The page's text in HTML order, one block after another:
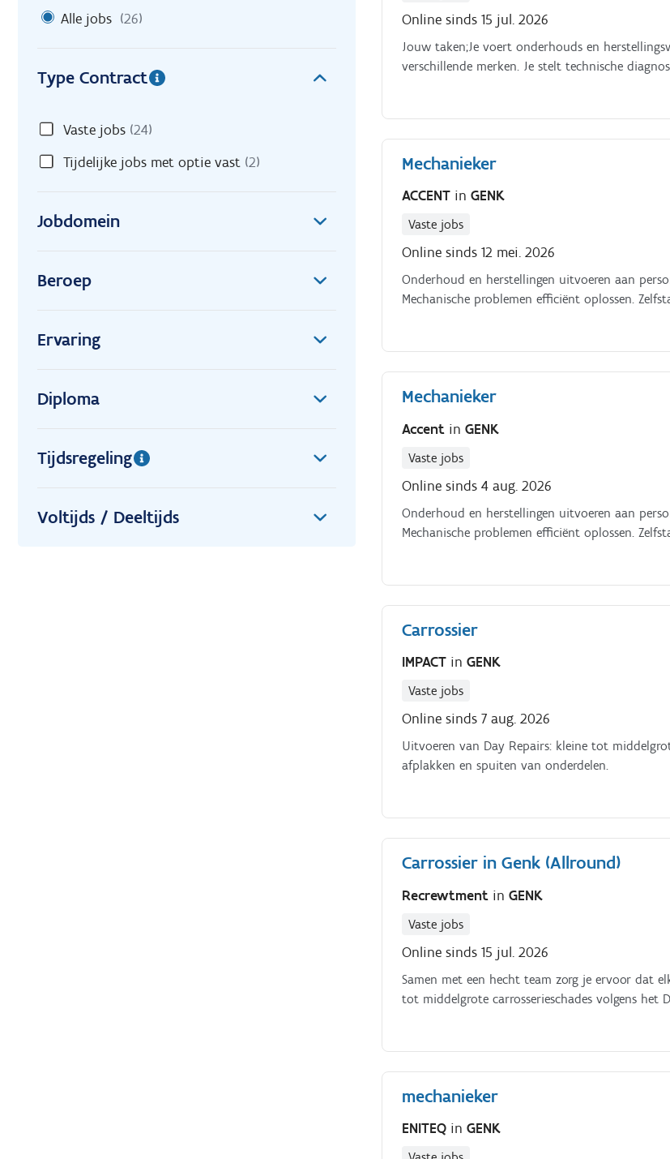
Alle jobs (26)
Type Contract
Vaste jobs (24)
Tijdelijke jobs met optie vast (2)
Jobdomein
Beroep
Ervaring
Diploma
Tijdsregeling
Voltijds / Deeltijds
Online sinds 15 jul. 2026
Jouw taken;Je voert onderhouds en
verschillende merken. Je stelt technische
Mechanieker
ACCENT inGENK
Vaste jobs
Online sinds 12 mei. 2026
Onderhoud en herstellingen uitvoeren aan
Mechanische problemen efficiënt oplossen.
Mechanieker
Accent inGENK
Vaste jobs
Online sinds 4 aug. 2026
Onderhoud en herstellingen uitvoeren aan
Mechanische problemen efficiënt oplossen.
Carrossier
IMPACT inGENK
Vaste jobs
Online sinds 7 aug. 2026
Uitvoeren van Day Repairs: kleine tot
afplakken en spuiten van onderdelen.
Carrossier in Genk (Allround)
Recrewtment inGENK
Vaste jobs
Online sinds 15 jul. 2026
Samen met een hecht team zorg je ervoor dat
tot middelgrote carrosserieschades volgens het
mechanieker
ENITEQ inGENK